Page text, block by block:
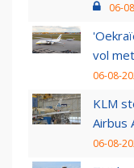
06-
vol
06-08-
KLM
Airbus
06-08-